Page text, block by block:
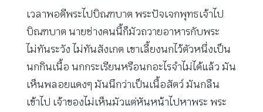
เวลาพอดีพระไปบิณฑบาต พระปัจเจกพุทธเจ้าไป
บิณฑบาต นายช่างคนนี้ก็มัวถวายอาหารกับพระ
ไม่ทันระวัง ไม่ทันสังเกต เขาเลี้ยงนกไว้ตัวหนึ่งเป็น
นกกินเนื้อ นกกระเรียนหรือนกอะไรจำไม่ได้แล้ว มัน
เห็นพลอยแดงๆ มันนึกว่าเป็นเนื้อสัตว์ มันกลืน
เข้าไป เจ้าของไม่เห็นมัวแต่หันหน้าไปหาพระ พระ